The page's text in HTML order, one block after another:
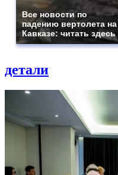
Все новости по
падению вертолета на
Кавказе: читать здесь
детали